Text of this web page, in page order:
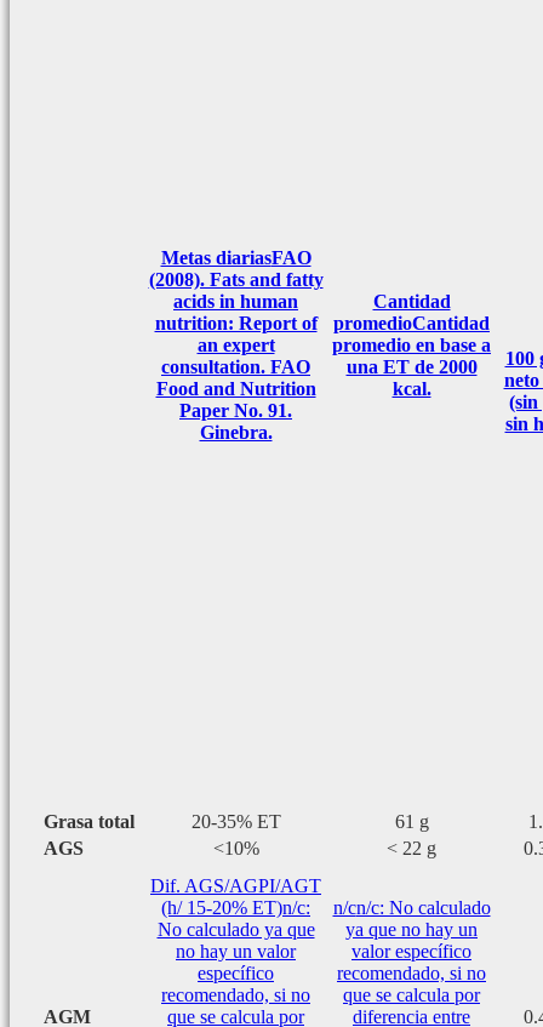
Metas diariasFAO
(2008). Fats and fatty
acids in human
nutrition: Report of
an expert
consultation. FAO
Food and Nutrition
Paper No. 91.
Ginebra.
Cantidad
promedioCantidad
promedio en base a
una ET de 2000
kcal.
100
(sin
sin
Grasa total 20-35% ET 61 g
AGS
<10% < 22 g
AGM
Dif. AGS/AGPI/AGT
(h/ 15-20% ET)n/c:
No calculado ya que
no hay un valor
específico
recomendado, si no
que se calcula por
n/cn/c: No calculado
ya que no hay un
valor específico
recomendado, si no
que se calcula por
diferencia entre